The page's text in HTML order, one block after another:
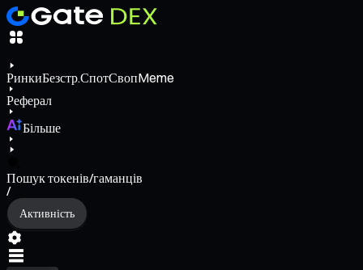
РинкиБезстр.СпотСвопMeme
Реферал
Більше
Пошук токенів/гаманців
/
Активність